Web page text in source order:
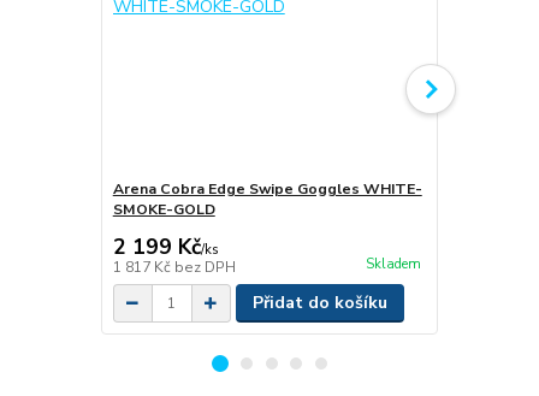
Arena Cobra Edge Swipe Goggles WHITE-
SMOKE-GOLD
2 199 Kč/ks
1 817 Kč bez DPH Skladem
Přidat do košíku